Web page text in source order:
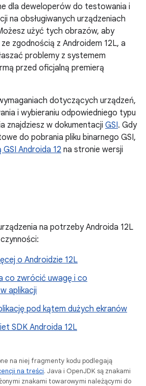
dla deweloperów do testowania i
na obsługiwanych urządzeniach
użyć tych obrazów, aby
zgodnością z Androidem 12L, a
problemy z systemem
przed oficjalną premierą
dotyczących urządzeń,
i wybieraniu odpowiedniego typu
znajdziesz w dokumentacji GSI. Gdy
do pobrania pliku binarnego GSI,
GSI Androida 12 na stronie wersji
na potrzeby Androida 12L
o Androidzie 12L
co zwrócić uwagę i co
aplikacji
pod kątem dużych ekranów
SDK Androida 12L
na niej fragmenty kodu podlegają
na treści. Java i OpenJDK są znakami
znakami towarowymi należącymi do